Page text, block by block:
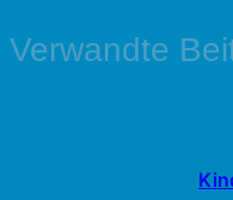
Verwandte